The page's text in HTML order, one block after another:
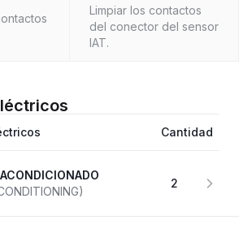
Limpiar los contactos
del conector del sensor
IAT.
Cantidad
ACONDICIONADO
2